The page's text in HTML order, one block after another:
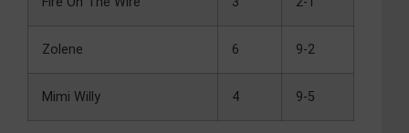
Zolene 6 9-2
Mimi Willy 4 9-5